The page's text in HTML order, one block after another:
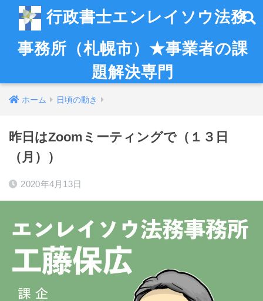
行政書士エンレイソウ法務
事務所（札幌市）★事業者の課
題解決専門
ホーム 日頃の動き
昨日はZoomミーティングで（１３日
（月））
2020年4月13日